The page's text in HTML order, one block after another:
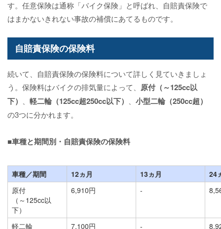
す。任意保険は通称「バイク保険」と呼ばれ、自賠責保険で
はまかないきれない事故の補償にあてるものです。
自賠責保険の保険料
続いて、自賠責保険の保険料について詳しく見ていきましょ
う。保険料はバイクの排気量によって、 原付（～125cc以
下）
軽二輪（125cc超250cc以下） 小型二輪（250cc超）
の3つに分かれます。
■車種と期間別・自賠責保険の保険料
車種／期間 12ヵ月 13ヵ月
24
原付
（～125cc以
下）
6,910円 -
軽二輪 7,100円 -